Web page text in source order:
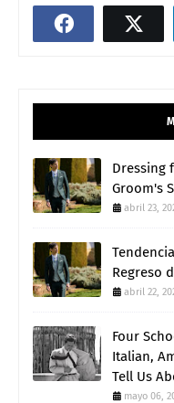
Dressing
Groom's
abril 23,
Regreso
abril 22,
Four
Italian,
Tell Us
mayo 06,